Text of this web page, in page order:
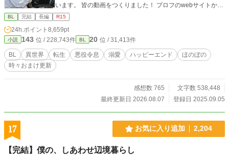
います。 皆の動画をつくりました！ プロフのwebサイトから
飛べるので、もしよかったら、お話と一緒に楽しんでくださ
ったら、とてもうれしいです！ 表紙や動画にAIを使っていま
すが、小説にはAIを使っておりません 皆さまの応援のおかげ
で『もふもふ獣人に転生したら、最愛の推しに溺愛されてい
ます』書籍化、心から、ありがとうございます！
BL 完結 長編 R15
24h.ポイント 8,659pt
小説 143 位 / 228,743件 BL 20 位 / 31,413件
BL 異世界 転生 悪役令息 溺愛 ハッピーエンド
ほのぼの
時々おまけ更新
感想数 765
文字数 538,448
最終更新日 2026.08.07
登録日 2025.09.05
17 お気に入り追加 2,204
【完結】僕の、しあわせ辺境暮らし